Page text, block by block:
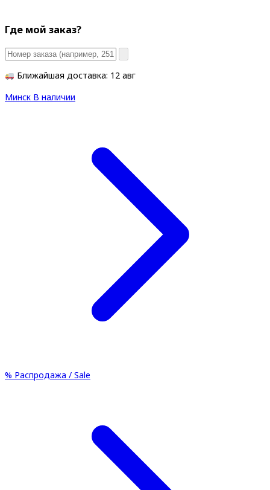
Где мой заказ?
Ближайшая доставка: 12 авг
Минск В наличии
% Распродажа / Sale